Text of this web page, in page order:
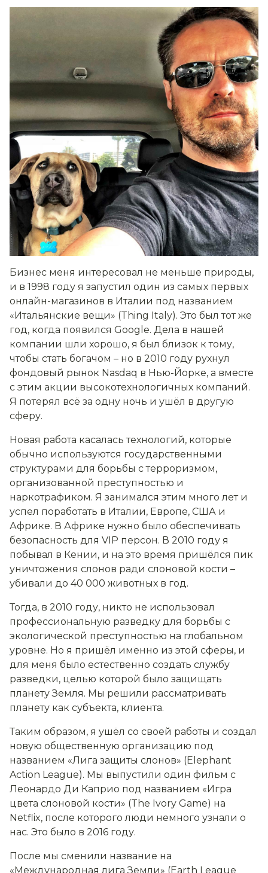
Бизнес меня интересовал не меньше природы,
и в 1998 году я запустил один из самых первых
онлайн-магазинов в Италии под названием
«Итальянские вещи» (Thing Italy). Это был тот же
год, когда появился Google. Дела в нашей
компании шли хорошо, я был близок к тому,
чтобы стать богачом – но в 2010 году рухнул
фондовый рынок Nasdaq в Нью-Йорке, а вместе
с этим акции высокотехнологичных компаний.
Я потерял всё за одну ночь и ушёл в другую
сферу.
Новая работа касалась технологий, которые
обычно используются государственными
структурами для борьбы с терроризмом,
организованной преступностью и
наркотрафиком. Я занимался этим много лет и
успел поработать в Италии, Европе, США и
Африке. В Африке нужно было обеспечивать
безопасность для VIP персон. В 2010 году я
побывал в Кении, и на это время пришёлся пик
уничтожения слонов ради слоновой кости –
убивали до 40 000 животных в год.
Тогда, в 2010 году, никто не использовал
профессиональную разведку для борьбы с
экологической преступностью на глобальном
уровне. Но я пришёл именно из этой сферы, и
для меня было естественно создать службу
разведки, целью которой было защищать
планету Земля. Мы решили рассматривать
планету как субъекта, клиента.
Таким образом, я ушёл со своей работы и создал
новую общественную организацию под
названием «Лига защиты слонов» (Elephant
Action League). Мы выпустили один фильм с
Леонардо Ди Каприо под названием « Игра
цвета слоновой кости» (The Ivory Game) на
Netflix, после которого люди немного узнали о
нас. Это было в 2016 году.
После мы сменили название на
«Международная лига Земли» (Earth League